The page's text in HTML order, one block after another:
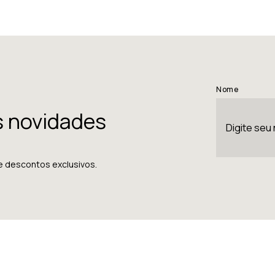
novidades
descontos exclusivos.
Nome